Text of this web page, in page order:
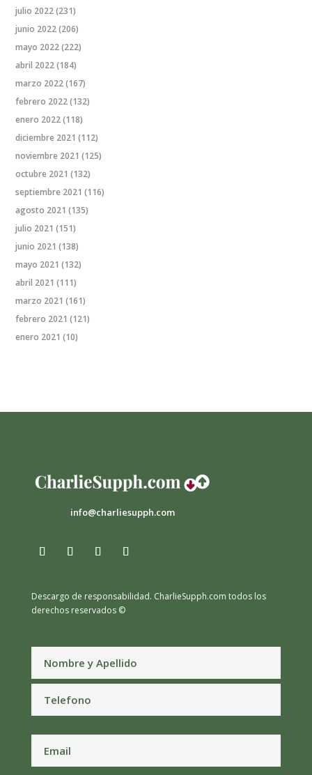
julio 2022(231)
junio 2022(206)
mayo 2022(222)
abril 2022(184)
marzo 2022(167)
febrero 2022(132)
enero 2022(118)
diciembre 2021 (112)
noviembre 2021 (125)
octubre 2021 (132)
septiembre 2021 (116)
agosto 2021 (135)
julio 2021 (151)
junio 2021 (138)
mayo 2021 (132)
abril 2021 (111)
marzo 2021 (161)
febrero 2021 (121)
enero 2021 (10)
info@charliesupph.com
Descargo de responsabilidad. CharlieSupph.com todos los
derechos reservados ©